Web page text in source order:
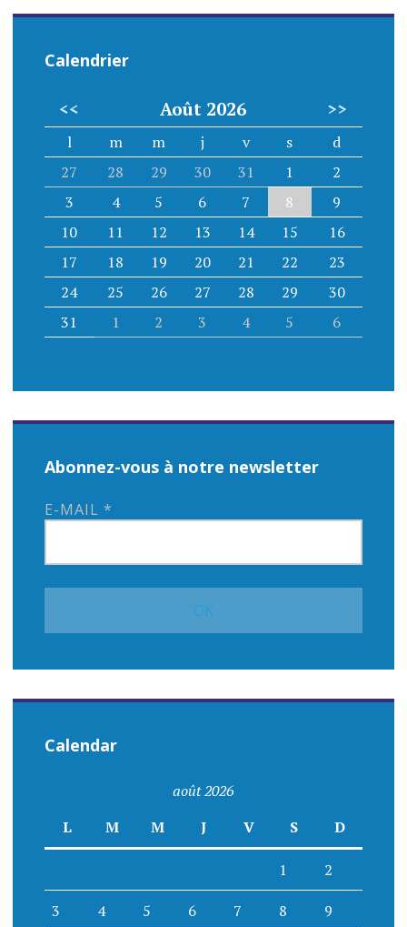
Calendrier
<< Août 2026 >>
l m m j v s
d
27
28 29 30 31 1
2
3
4 5 6 7 8
9
10
11 12 13 14 15
16
17
18 19 20 21 22
23
24
25 26 27 28 29
30
31
1 2 3 4 5 6
Abonnez-vous à notre newsletter
E-MAIL *
Calendar
août 2026
L
M M J V S D
1 2
3 4 5 6 7 8 9